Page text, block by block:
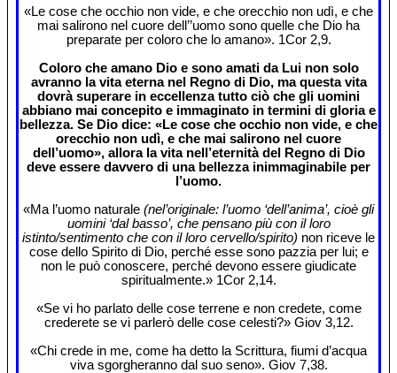
«Le cose che occhio non vide, e che orecchio non udì, e che
mai salirono nel cuore dell’’uomo sono quelle che Dio ha
preparate per coloro che lo amano». 1Cor 2,9.
Coloro che amano Dio e sono amati da Lui non solo
avranno la vita eterna nel Regno di Dio, ma questa vita
dovrà superare in eccellenza tutto ciò che gli uomini
abbiano mai concepito e immaginato in termini di gloria e
bellezza. Se Dio dice: «Le cose che occhio non vide, e che
orecchio non udì, e che mai salirono nel cuore
dell’uomo», allora la vita nell’eternità del Regno di Dio
deve essere davvero di una bellezza inimmaginabile per
l’uomo.
«Ma l’uomo naturale (nel’originale: l’uomo ‘dell’anima’, cioè gli
uomini ‘dal basso’, che pensano più con il loro
istinto/sentimento che con il loro cervello/spirito) non riceve le
cose dello Spirito di Dio, perché esse sono pazzia per lui; e
non le può conoscere, perché devono essere giudicate
spiritualmente.» 1Cor 2,14.
«Se vi ho parlato delle cose terrene e non credete, come
crederete se vi parlerò delle cose celesti?» Giov 3,12.
«Chi crede in me, come ha detto la Scrittura, fiumi d’acqua
viva sgorgheranno dal suo seno». Giov 7,38.